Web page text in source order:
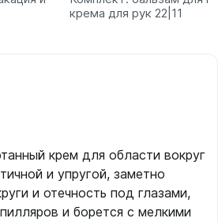
крема для рук 22|11
крем для области вокруг
и упругой, заметно
и отечность под глазами,
и борется с мелкими